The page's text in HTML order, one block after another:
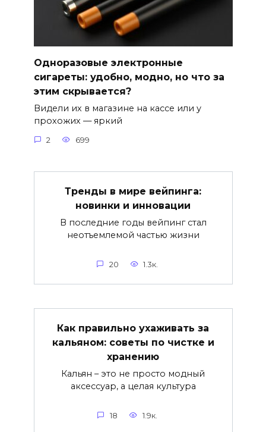
Одноразовые электронные
сигареты: удобно, модно, но что за
этим скрывается?
Видели их в магазине на кассе или у
прохожих — яркий
2 699
Тренды в мире вейпинга:
новинки и инновации
В последние годы вейпинг стал
неотъемлемой частью жизни
20 1.3к.
Как правильно ухаживать за
кальяном: советы по чистке и
хранению
Кальян – это не просто модный
аксессуар, а целая культура
18 1.9к.